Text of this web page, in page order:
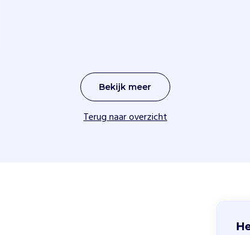
Bekijk meer
Terug naar overzicht